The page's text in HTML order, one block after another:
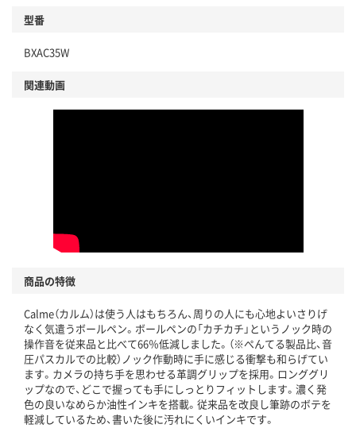
型番
BXAC35W
関連動画
商品の特徴
Calme（カルム）は使う人はもちろん、周りの人にも心地よいさりげ
なく気遣うボールペン。ボールペンの「カチカチ」というノック時の
操作音を従来品と比べて66％低減しました。（※ぺんてる製品比、音
圧パスカルでの比較）ノック作動時に手に感じる衝撃も和らげてい
ます。カメラの持ち手を思わせる革調グリップを採用。ロンググリ
ップなので、どこで握っても手にしっとりフィットします。濃く発
色の良いなめらか油性インキを搭載。従来品を改良し筆跡のボテを
軽減しているため、書いた後に汚れにくいインキです。